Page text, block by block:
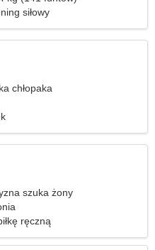
siłowy
chłopaka
szuka żony
ręczną